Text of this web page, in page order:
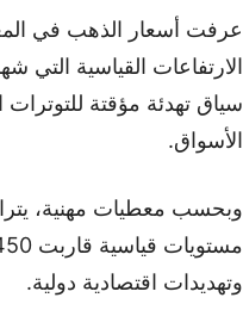
عرفت أسعار الذهب في
الارتفاعات القياسية التي
سياق تهدئة مؤقتة
الأسواق.
وتهديدات اقتصادية دولية.